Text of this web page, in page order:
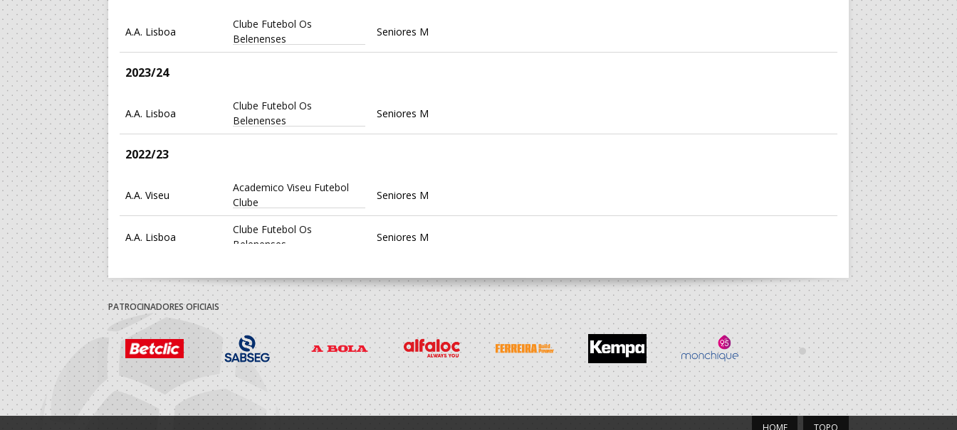
A.A. Lisboa
Clube Futebol Os
Belenenses
Seniores M
2023/24
A.A. Lisboa
Clube Futebol Os
Belenenses
Seniores M
2022/23
A.A. Viseu
Academico Viseu Futebol
Clube
Seniores M
A.A. Lisboa
Clube Futebol Os
Belenenses
Seniores M
2021/22
A.A. Lisboa Sporting Clube Portugal
SUB-20 M / Seniores M
A.A. Lisboa
Boa-Hora Futebol Clube SUB-20 M / Seniores M
F.A.P.
Selecções Nacionais
Masculinas
SUB-20 M
2020/21
PATROCINADORES OFICIAIS